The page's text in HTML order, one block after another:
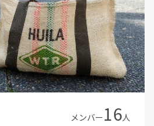
メンバー16人